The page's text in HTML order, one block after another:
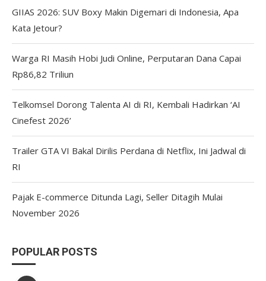
GIIAS 2026: SUV Boxy Makin Digemari di Indonesia, Apa
Kata Jetour?
Warga RI Masih Hobi Judi Online, Perputaran Dana Capai
Rp86,82 Triliun
Telkomsel Dorong Talenta AI di RI, Kembali Hadirkan ‘AI
Cinefest 2026’
Trailer GTA VI Bakal Dirilis Perdana di Netflix, Ini Jadwal di
RI
Pajak E-commerce Ditunda Lagi, Seller Ditagih Mulai
November 2026
POPULAR POSTS